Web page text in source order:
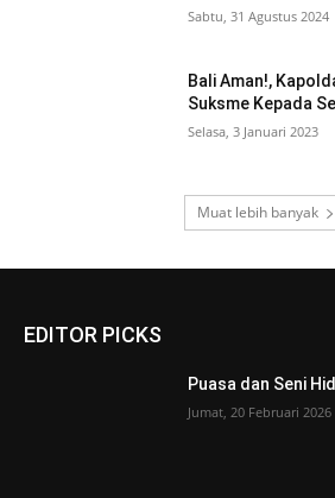
Sabtu, 31 Agustus 2024
Bali Aman!,
Suksme Kepada
Selasa, 3 Januari 2023
Muat lebih banyak
EDITOR PICKS
Puasa dan Seni
Jumat, 20 Februari 2026